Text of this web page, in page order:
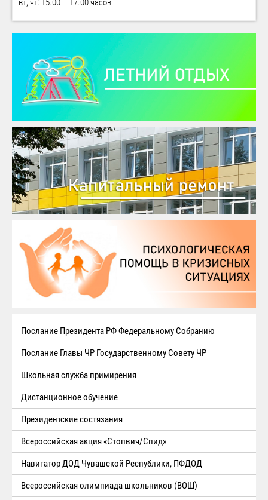
вт, чт: 15.00 – 17.00 часов
Послание Президента РФ Федеральному Собранию
Послание Главы ЧР Государственному Совету ЧР
Школьная служба примирения
Дистанционное обучение
Президентские состязания
Всероссийская акция «Стопвич/Спид»
Навигатор ДОД Чувашской Республики, ПФДОД
Всероссийская олимпиада школьников (ВОШ)